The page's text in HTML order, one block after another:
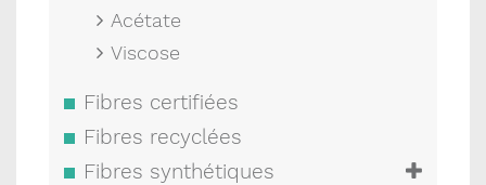
Acétate
Viscose
Fibres certifiées
Fibres recyclées
Fibres synthétiques